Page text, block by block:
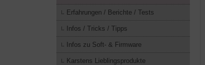
Erfahrungen / Berichte / Tests
Infos / Tricks / Tipps
Infos zu Soft- & Firmware
Karstens Lieblingsprodukte